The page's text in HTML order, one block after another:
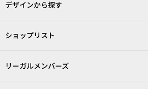
デザインから探す
ショップリスト
リーガルメンバーズ